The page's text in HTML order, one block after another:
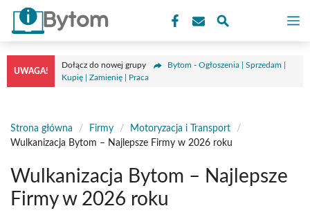
Przejdź
treści
UWAGA!
Dołącz do nowej grupy
Bytom - Ogłoszenia | Sprzedam |
Kupię | Zamienię | Praca
Strona główna / Firmy / Motoryzacja i Transport
/
Wulkanizacja Bytom – Najlepsze Firmy w 2026 roku
Wulkanizacja Bytom – Najlepsze
Firmy w 2026 roku